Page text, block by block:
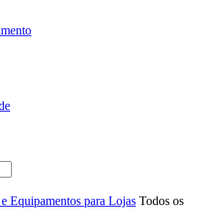
Equipamentos para Lojas Todos os